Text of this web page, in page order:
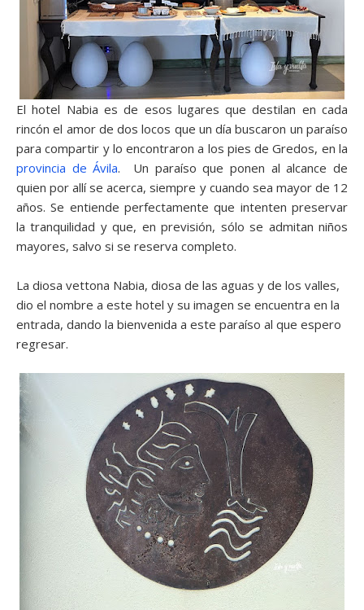
El hotel Nabia es de esos lugares que destilan en cada
rincón el amor de dos locos que un día buscaron un paraíso
para compartir y lo encontraron a los pies de Gredos, en la
provincia de Ávila. Un paraíso que ponen al alcance de
quien por allí se acerca, siempre y cuando sea mayor de 12
años. Se entiende perfectamente que intenten preservar
la tranquilidad y que, en previsión, sólo se admitan niños
mayores, salvo si se reserva completo.
La diosa vettona Nabia, diosa de las aguas y de los valles,
dio el nombre a este hotel y su imagen se encuentra en la
entrada, dando la bienvenida a este paraíso al que espero
regresar.